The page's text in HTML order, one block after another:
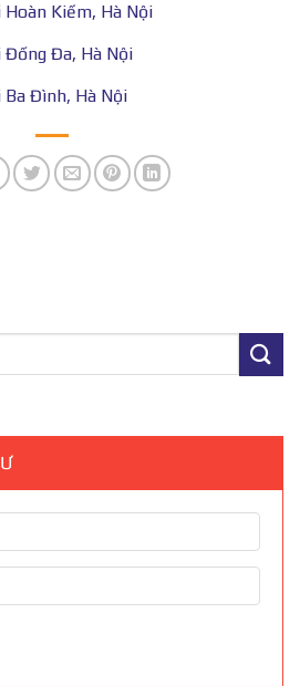
Kiếm, Hà Nội
Đa, Hà Nội
Đình, Hà Nội